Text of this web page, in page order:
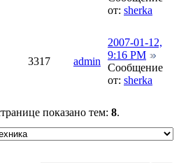
от: sherka
3317 admin
2007-01-12,
9:16 PM
Сообщение
от: sherka
показано тем: 8.